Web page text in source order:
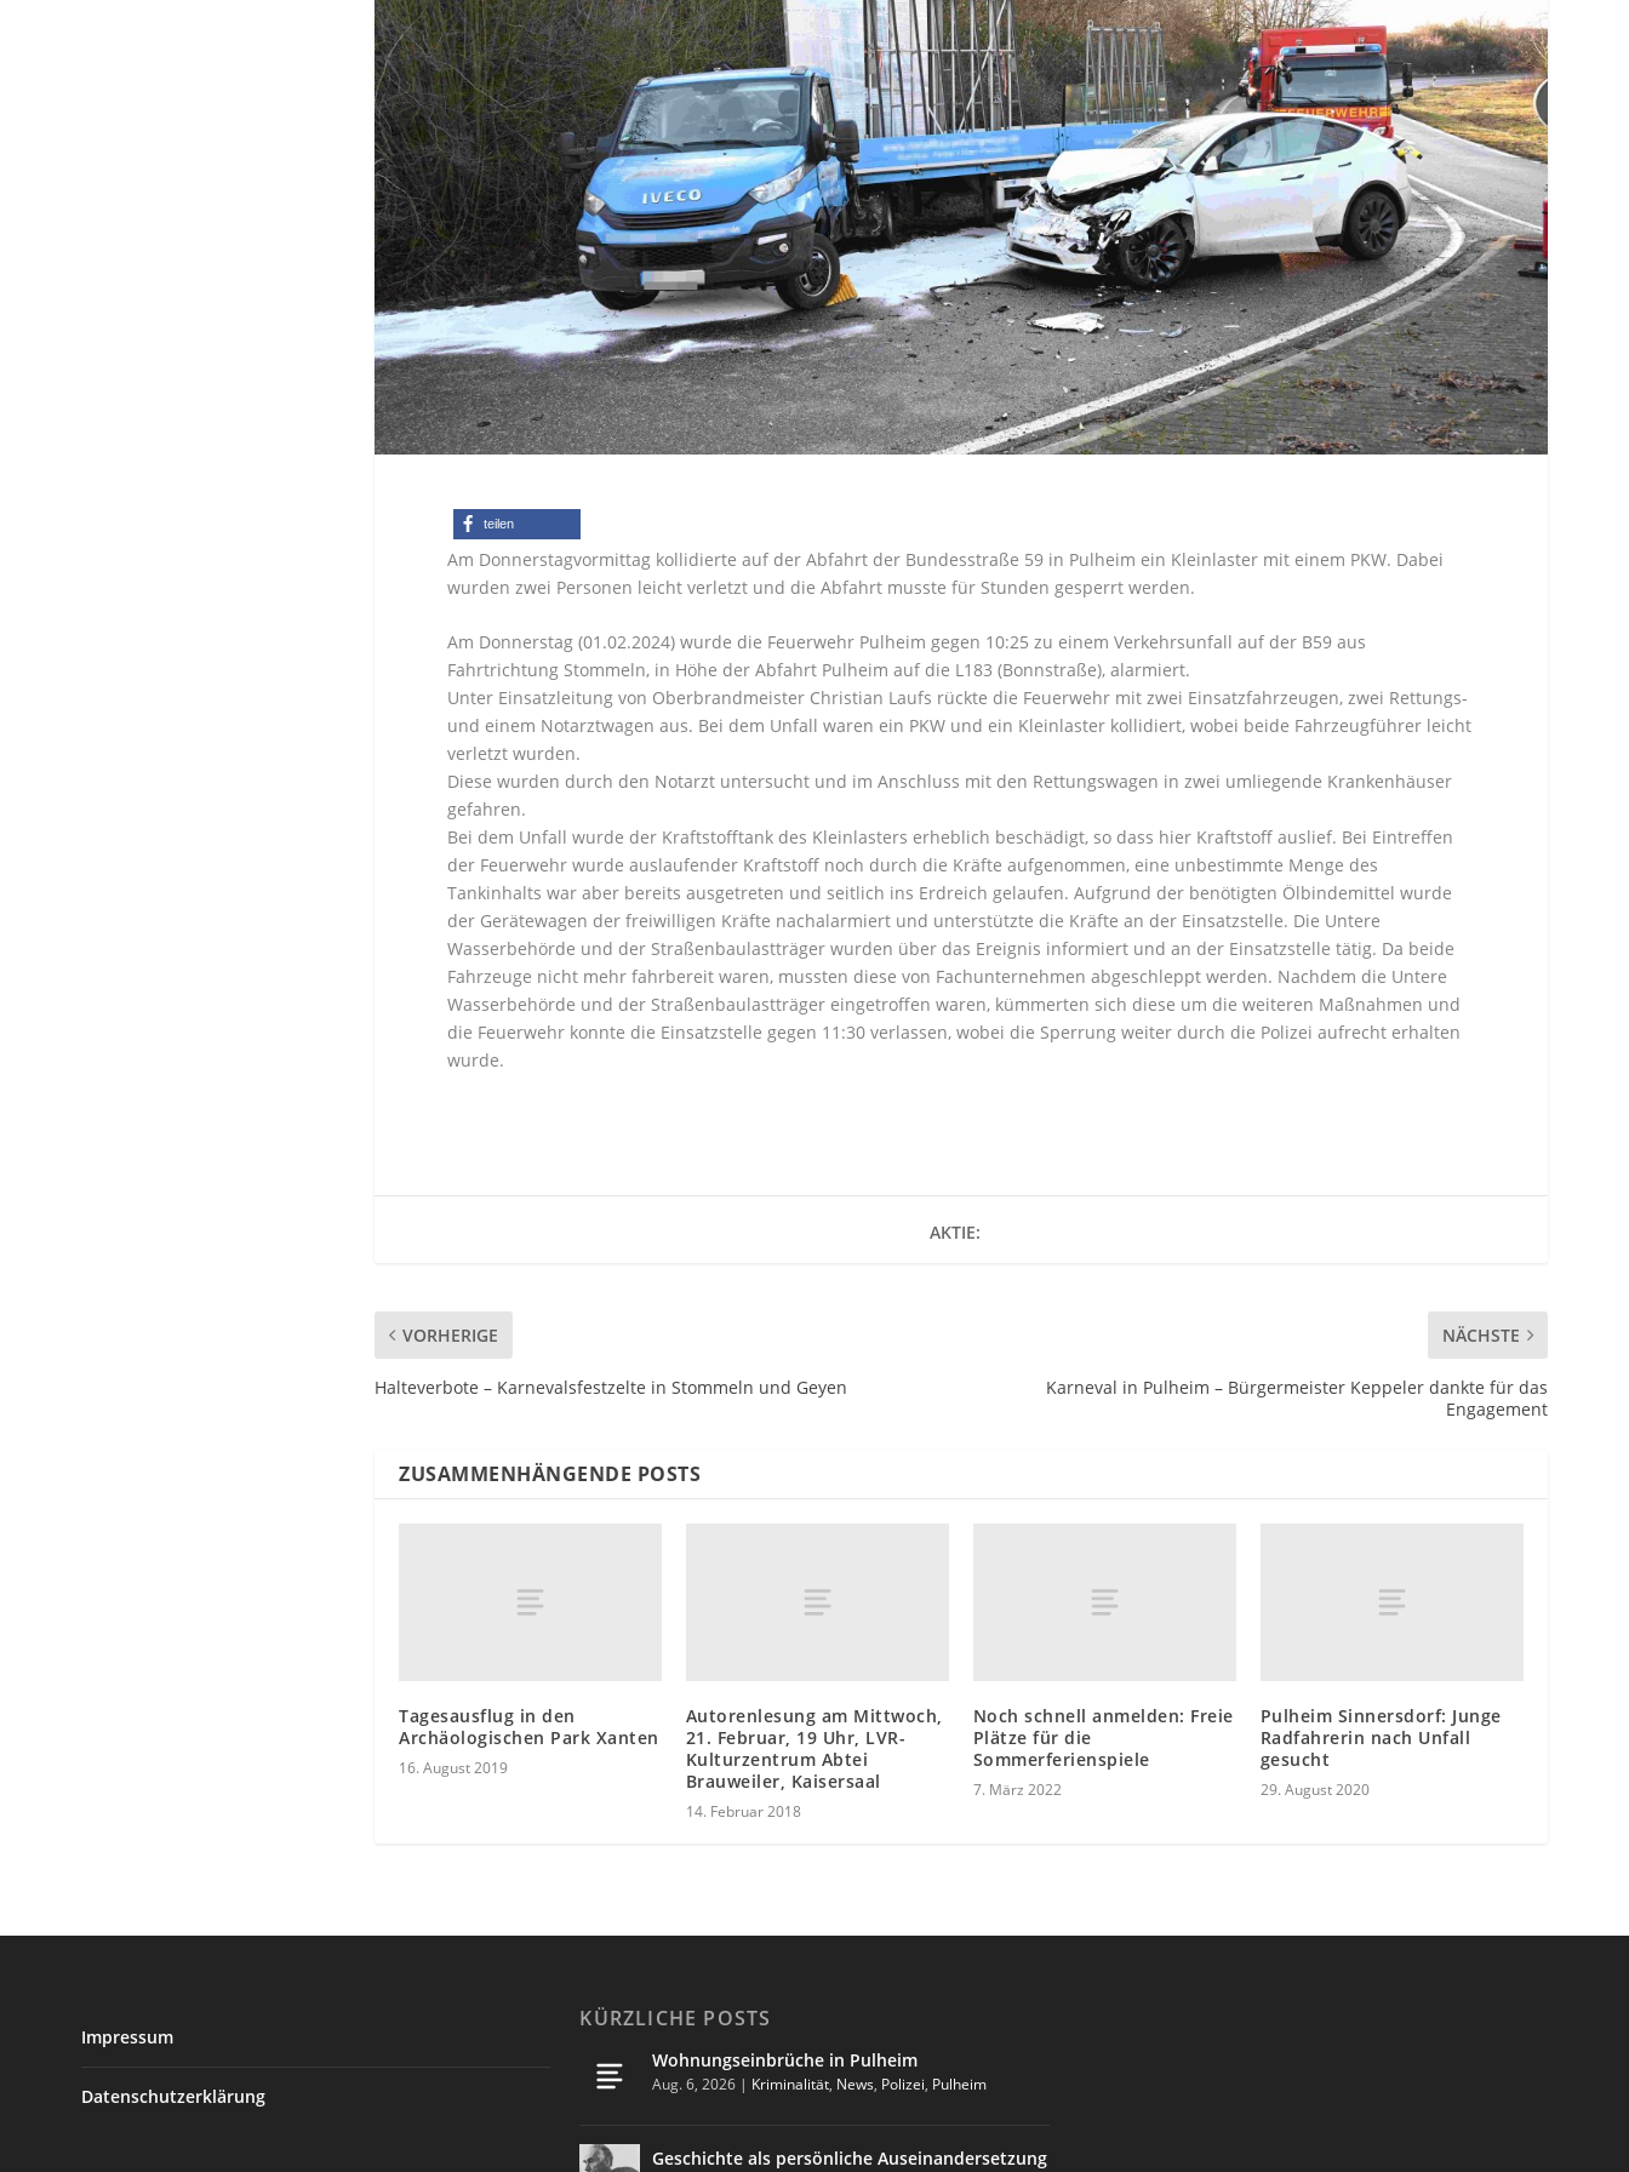
teilen
Am Donnerstagvormittag kollidierte auf der Abfahrt der Bundesstraße 59 in Pulheim ein Kleinlaster mit einem PKW. Dabei
wurden zwei Personen leicht verletzt und die Abfahrt musste für Stunden gesperrt werden.
Am Donnerstag (01.02.2024) wurde die Feuerwehr Pulheim gegen 10:25 zu einem Verkehrsunfall auf der B59 aus
Fahrtrichtung Stommeln, in Höhe der Abfahrt Pulheim auf die L183 (Bonnstraße), alarmiert.
Unter Einsatzleitung von Oberbrandmeister Christian Laufs rückte die Feuerwehr mit zwei Einsatzfahrzeugen, zwei Rettungs-
und einem Notarztwagen aus. Bei dem Unfall waren ein PKW und ein Kleinlaster kollidiert, wobei beide Fahrzeugführer leicht
verletzt wurden.
Diese wurden durch den Notarzt untersucht und im Anschluss mit den Rettungswagen in zwei umliegende Krankenhäuser
gefahren.
Bei dem Unfall wurde der Kraftstofftank des Kleinlasters erheblich beschädigt, so dass hier Kraftstoff auslief. Bei Eintreffen
der Feuerwehr wurde auslaufender Kraftstoff noch durch die Kräfte aufgenommen, eine unbestimmte Menge des
Tankinhalts war aber bereits ausgetreten und seitlich ins Erdreich gelaufen. Aufgrund der benötigten Ölbindemittel wurde
der Gerätewagen der freiwilligen Kräfte nachalarmiert und unterstützte die Kräfte an der Einsatzstelle. Die Untere
Wasserbehörde und der Straßenbaulastträger wurden über das Ereignis informiert und an der Einsatzstelle tätig. Da beide
Fahrzeuge nicht mehr fahrbereit waren, mussten diese von Fachunternehmen abgeschleppt werden. Nachdem die Untere
Wasserbehörde und der Straßenbaulastträger eingetroffen waren, kümmerten sich diese um die weiteren Maßnahmen und
die Feuerwehr konnte die Einsatzstelle gegen 11:30 verlassen, wobei die Sperrung weiter durch die Polizei aufrecht erhalten
wurde.
AKTIE:
VORHERIGE
Halteverbote – Karnevalsfestzelte in Stommeln und Geyen
NÄCHSTE
Karneval in Pulheim – Bürgermeister Keppeler dankte für das
Engagement
ZUSAMMENHÄNGENDE POSTS
Tagesausflug in den
Archäologischen Park Xanten
16. August 2019
Autorenlesung am Mittwoch,
21. Februar, 19 Uhr, LVR-
Kulturzentrum Abtei
Brauweiler, Kaisersaal
14. Februar 2018
Noch schnell anmelden: Freie
Plätze für die
Sommerferienspiele
7. März 2022
Pulheim Sinnersdorf: Junge
Radfahrerin nach Unfall
gesucht
29. August 2020
Impressum
Datenschutzerklärung
KÜRZLICHE POSTS
Wohnungseinbrüche in Pulheim
Aug. 6, 2026 | Kriminalität, News, Polizei, Pulheim
Geschichte als persönliche Auseinandersetzung